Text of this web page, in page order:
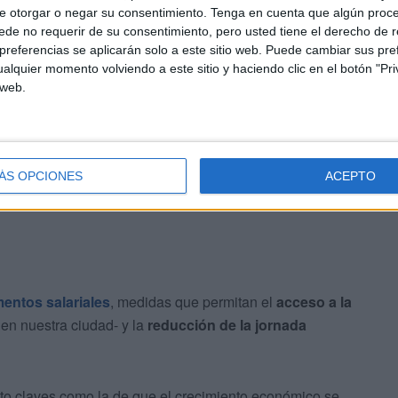
otorgar o negar su consentimiento. Tenga en cuenta que algún
no requerir de su consentimiento, pero usted tiene el derecho de
se aplicarán solo a este sitio web. Puede cambiar sus
momento volviendo a este sitio y haciendo clic en el botón
OPCIONES ACEPTO
salarios, techo y tiempo
ese día, en la que Unai Sordo trasladará las
las respuestas a la acción: salarios, techo y tiempo".
salariales, medidas que permitan el acceso a la
nuestra ciudad- y la reducción de la jornada